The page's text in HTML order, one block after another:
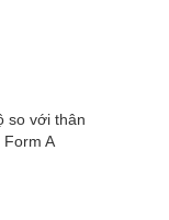
so với thân
A